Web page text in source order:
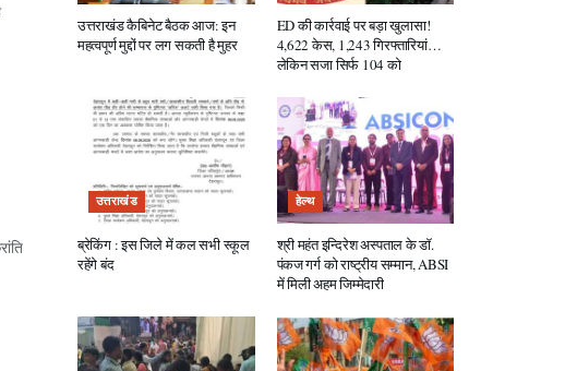
उत्तराखंड कैबिनेट बैठक आज: इन
महत्वपूर्ण मुद्दों पर लग सकती है मुहर
ED की कार्रवाई पर बड़ा खुलासा!
4,622 केस, 1,243 गिरफ्तारियां…
लेकिन सजा सिर्फ 104 को
उत्तराखंड
ब्रेकिंग : इस जिले में कल सभी स्कूल
रहेंगे बंद
हेल्थ
श्री महंत इन्दिरेश अस्पताल के डॉ.
पंकज गर्ग को राष्ट्रीय सम्मान, ABSI
में मिली अहम जिम्मेदारी